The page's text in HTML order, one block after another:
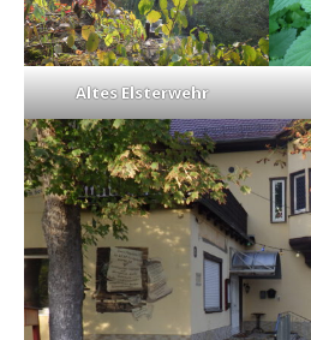
Altes Elsterwehr